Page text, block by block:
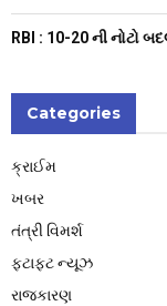
RBI : ₹10-20 ની નોટો
Categories
ક્રાઈમ
ખબર
તંત્રી વિમર્શ
ફટાફટ ન્યૂઝ
રાજકારણ